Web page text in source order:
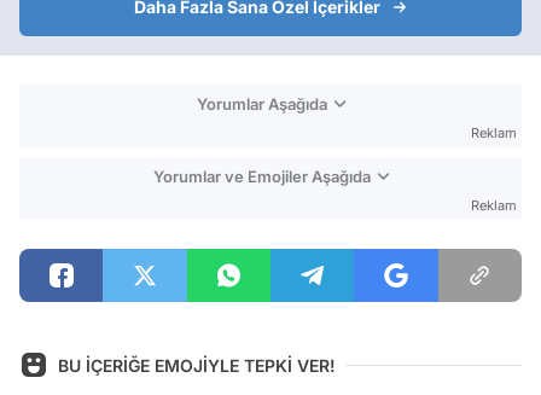
Daha Fazla Sana Özel İçerikler
Yorumlar Aşağıda
Reklam
Yorumlar ve Emojiler Aşağıda
Reklam
BU İÇERİĞE EMOJİYLE TEPKİ VER!